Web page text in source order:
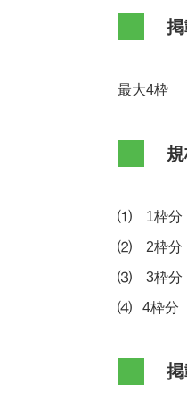
最大4枠
⑴ 1枠分
⑵ 2枠分
⑶ 3枠分
⑷ 4枠分